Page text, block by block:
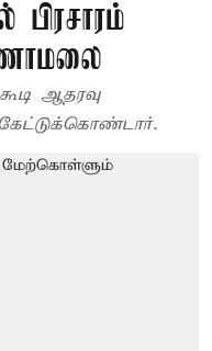
ஆதரவு